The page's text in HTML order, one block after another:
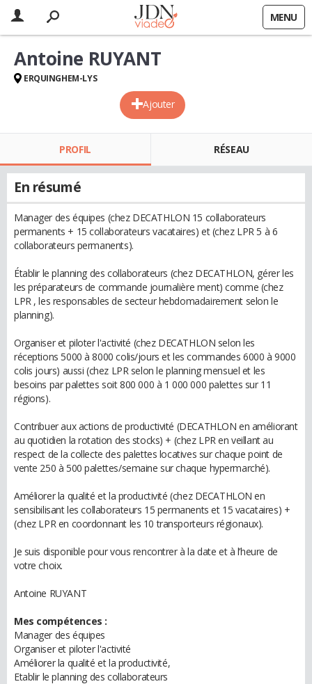
MENU
Ajouter
Antoine RUYANT
ERQUINGHEM-LYS
PROFIL RÉSEAU
En résumé
Manager des équipes (chez DECATHLON 15 collaborateurs
permanents + 15 collaborateurs vacataires) et (chez LPR 5 à 6
collaborateurs permanents).
Établir le planning des collaborateurs (chez DECATHLON, gérer les
les préparateurs de commande journalière ment) comme (chez
LPR , les responsables de secteur hebdomadairement selon le
planning).
Organiser et piloter l'activité (chez DECATHLON selon les
réceptions 5000 à 8000 colis/jours et les commandes 6000 à 9000
colis jours) aussi (chez LPR selon le planning mensuel et les
besoins par palettes soit 800 000 à 1 000 000 palettes sur 11
régions).
Contribuer aux actions de productivité (DECATHLON en améliorant
au quotidien la rotation des stocks) + (chez LPR en veillant au
respect de la collecte des palettes locatives sur chaque point de
vente 250 à 500 palettes/semaine sur chaque hypermarché).
Améliorer la qualité et la productivité (chez DECATHLON en
sensibilisant les collaborateurs 15 permanents et 15 vacataires) +
(chez LPR en coordonnant les 10 transporteurs régionaux).
Je suis disponible pour vous rencontrer à la date et à l’heure de
votre choix.
Antoine RUYANT
Mes compétences :
Manager des équipes
Organiser et piloter l'activité
Améliorer la qualité et la productivité,
Etablir le planning des collaborateurs